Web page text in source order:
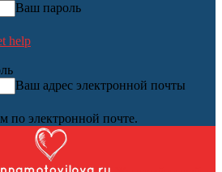
Ваш пароль
help
Ваш адрес электронной почты
по электронной почте.